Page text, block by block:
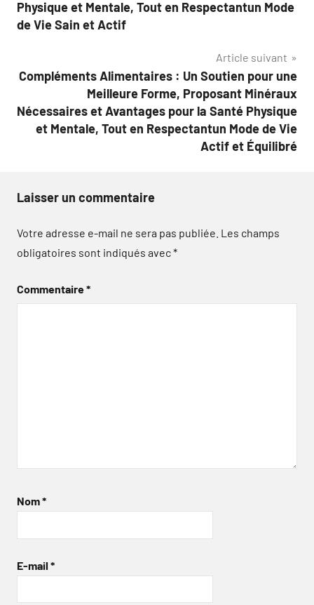
Physique et Mentale, Tout en Respectantun Mode
de Vie Sain et Actif
Article suivant
Compléments Alimentaires : Un Soutien pour une
Meilleure Forme, Proposant Minéraux
Nécessaires et Avantages pour la Santé Physique
et Mentale, Tout en Respectantun Mode de Vie
Actif et Équilibré
Laisser un commentaire
Votre adresse e-mail ne sera pas publiée. Les champs
obligatoires sont indiqués avec*
Commentaire*
Nom*
E-mail *